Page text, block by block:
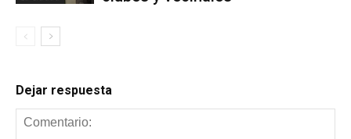
Dejar respuesta